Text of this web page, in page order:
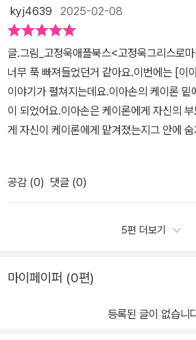
시착하고 맙니다. 그 상태로 손수 배를 끌고
코의 아틀라스 산맥까지 갑니다. (헉헉 벌써
은 신의 노여움만 사는게 아니었나봅니다.
행들은 그곳에서 회복을 해서 그리스로 돌
개월이라는 긴 시간동안 고생한 이아손과
을 보고 감동받았다고 합니다. 역시나 중간
의 생각 등등을 잘 녹여낸 주석이 아이의 독
재미있었거든요. 이렇게 재미난 책을 10권
사했습니다. 그리스 신화를 좋아하지 않던
쭉 읽어가는 것이 신기하기만 합니다. 글밥
가며 재미있고 흥미진진한 부분을 설명하는
그럼 다음 6권에서 만나요. 안녕.출판사를
황금양털 #그리스로마신화 #고정욱 #애플
를 주겠다는'아프로디테' 여신을 선택함으로
계기가 되었다고 하는데요이처럼 그리스 로
문학, 역사에서 쉽게 찾아볼 수 있어요.초등
히는 그리스 로마신화는 이런 전반적인 상
한다는 생각이 드는데요,아이들 눈높이에
저와 아이와 읽고 있는<주석으로 쉽게 읽는
화> 5화에는 이올코스의 숨은 핏줄 이아손
는 모험 이야기를 담고 있어요.<이아손과
국의 왕인 '크레테우스'그에게는 '아이손'이
아스'는 왕위를 지키기 위해 아이손의 자식
'케이론'에게 맡겨 키웠답니다.이올코스의 숨
케이론에게서 지혜와 용기를 배우고 스무
리를 찾기 위해 이올코스로 향합니다.이아
kyj4639 2025-02-08
글.그림_고정욱애플북스<고정욱그리스로
너무 푹 빠져들었던거 같아요.이번에는 [이
이야기가 펼쳐지는데요.이아손의 케이론
이 되었어요.이아손은 케이론에게 자신의
게 자신이 케이론에게 맡겨졌는지그 안에
코스에서 펠리아스를 마주하게 되고아버지
기 위해황금 양털을 되찾아 오기로 결심하는
의 영웅들 헤라클레스, 오르페우스, 제테스
스, 카스토르와 폴리데우케스, 테세우스 등
고 콜키스로 황금 양털을 되찾으러 모험을
는 길은 결코 순탄하지 않았는데요.이아손은
고읽게 되는데요.다음 7권에서는 어떤 이야
공감 (0) 댓글 (0)
5편 더보기
마이페이퍼 (0편)
등록된 글이 없습니